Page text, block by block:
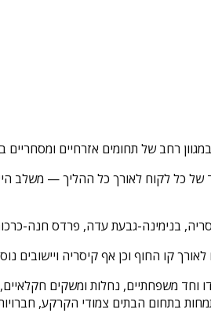
רחב של תחומים אזרחיים ומסחריים
כל לקוח לאורך כל ההליך — משלב
בנימינה-גבעת עדה, פרדס חנה-
קו החוף וכן אף קיסריה ויישובים
משפחתיים, נחלות ומשקים
בתחום הבתים צמודי הקרקע,